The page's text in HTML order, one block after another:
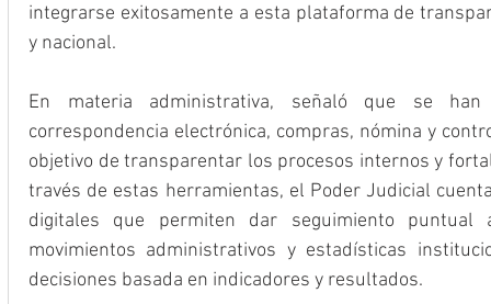
integrarse exitosamente a esta plataforma de
y nacional.
En materia administrativa, señaló que se han
correspondencia electrónica, compras, nómina y
objetivo de transparentar los procesos internos y
través de estas herramientas, el Poder Judicial
digitales que permiten dar seguimiento puntual
movimientos administrativos y estadísticas
decisiones basada en indicadores y resultados.